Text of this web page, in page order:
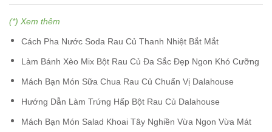
(*) Xem thêm
Cách Pha Nước Soda Rau Củ Thanh Nhiệt Bắt Mắt
Làm Bánh Xèo Mix Bột Rau Củ Đa Sắc Đẹp Ngon Khó Cưỡng
Mách Bạn Món Sữa Chua Rau Củ Chuẩn Vị Dalahouse
Hướng Dẫn Làm Trứng Hấp Bột Rau Củ Dalahouse
Mách Bạn Món Salad Khoai Tây Nghiền Vừa Ngon Vừa Mát